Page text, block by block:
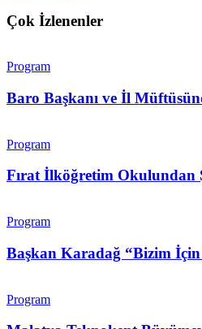
Çok İzlenenler
Program
Baro Başkanı ve İl
Program
Fırat İlköğretim Okulundan
Program
Başkan Karadağ “Bizim
Program